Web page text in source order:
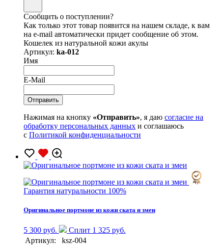
Сообщить о поступлении?
Как только этот товар появится на нашем складе, к вам
на e-mail автоматически придет сообщение об этом.
Кошелек из натуральной кожи акулы
Артикул: ka-012
Имя
E-Mail
Нажимая на кнопку «Отправить», я даю согласие на
обработку персональных данных и соглашаюсь
с Политикой конфиденциальности
Гарантия натуральности 100%
Оригинальное портмоне из кожи ската и змеи
5 300 руб.
Сплит 1 325 руб.
Артикул:
ksz-004